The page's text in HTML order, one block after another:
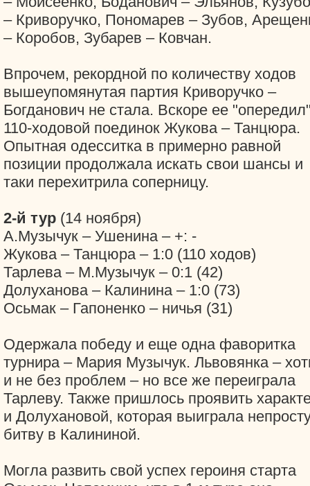
– Криворучко, Пономарев – Зубов,
– Коробов, Зубарев – Ковчан.
Впрочем, рекордной по количеству ходов
вышеупомянутая партия Криворучко –
Богданович не стала. Вскоре ее
110-ходовой поединок Жукова – Танцюра.
Опытная одесситка в примерно равной
позиции продолжала искать свои шансы и
таки перехитрила соперницу.
2-й тур (14 ноября)
А.Музычук – Ушенина – +: -
Жукова – Танцюра – 1:0 (110 ходов)
Тарлева – М.Музычук – 0:1 (42)
Долуханова – Калинина – 1:0 (73)
Осьмак – Гапоненко – ничья (31)
Одержала победу и еще одна фаворитка
турнира – Мария Музычук. Львовянка –
и не без проблем – но все же переиграла
Тарлеву. Также пришлось проявить
и Долухановой, которая выиграла
битву в Калининой.
Могла развить свой успех героиня старта